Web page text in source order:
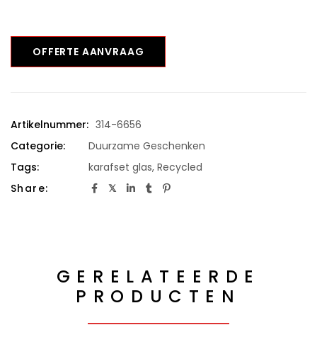
OFFERTE AANVRAAG
Artikelnummer: 314-6656
Categorie:
Duurzame Geschenken
Tags:
karafset glas, Recycled
Share:
GERELATEERDE
PRODUCTEN